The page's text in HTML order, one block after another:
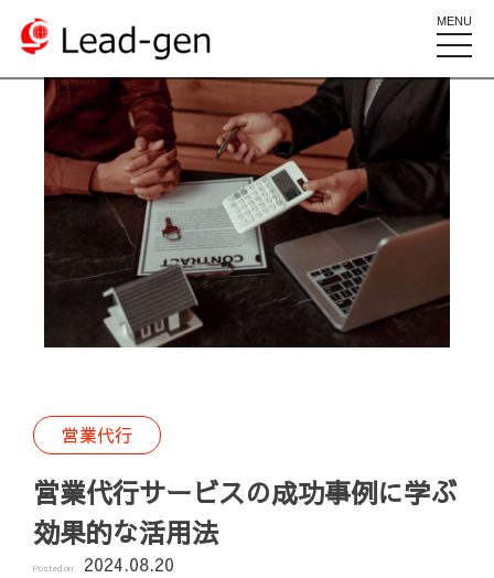
MENU
toggle
営業代行
営業代行サービスの成功事例に学ぶ
効果的な活用法
Posted on 2024.08.20